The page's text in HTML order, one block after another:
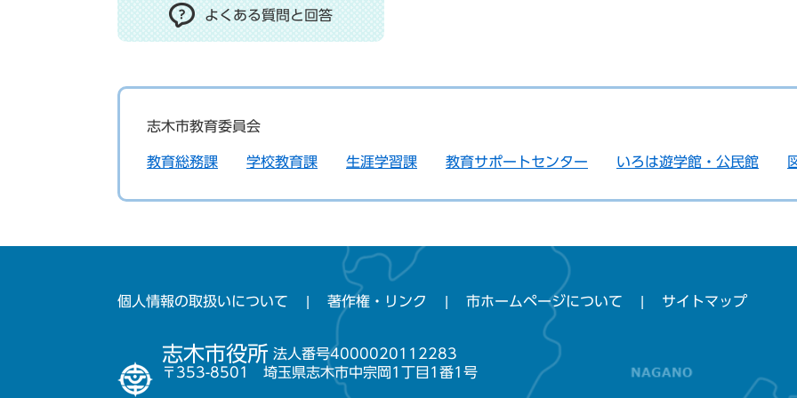
よくある質問と回答
志木市教育委員会
教育総務課 学校教育課 生涯学習課 教育サポートセンター いろは遊学館・公民館
個人情報の取扱いについて 著作権・リンク 市ホームページについて サイトマップ
志木市役所 法人番号4000020112283
〒353-8501 埼玉県志木市中宗岡1丁目1番1号